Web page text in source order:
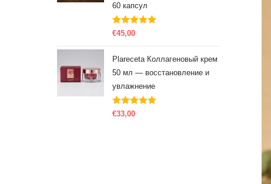
60 капсул
Оценка
€45,00
Plareceta Коллагеновый крем
50 мл — восстановление и
увлажнение
Оценка
€33,00